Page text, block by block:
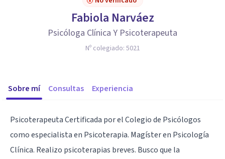
Fabiola Narváez
Psicóloga Clínica Y Psicoterapeuta
Nº colegiado: 5021
Sobre mí Consultas Experiencia
Psicoterapeuta Certificada por el Colegio de Psicólogos
como especialista en Psicoterapia. Magíster en Psicología
Clínica. Realizo psicoterapias breves. Busco que la